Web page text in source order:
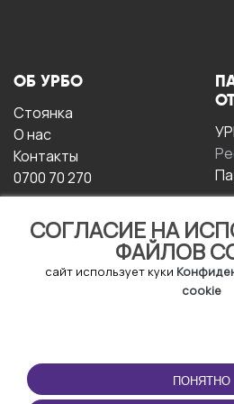
СОГЛАСИЕ НА
ФАЙЛОВ
сайт использует куки
cookie
ПОНЯТНО
ОБ УРБО
Стоянка
О нас
Контакты
0700 70 270
ЭКСПЛУАТАЦИИ
Условия и положения